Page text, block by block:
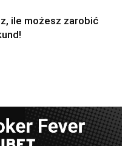
ile możesz zarobić